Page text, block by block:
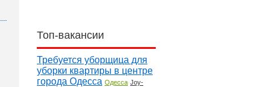
Топ-вакансии
Требуется уборщица для
уборки квартиры в центре
города Одесса Одесса Joy-